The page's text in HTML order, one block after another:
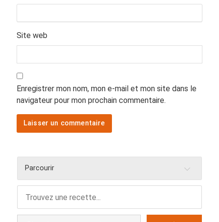
Site web
Enregistrer mon nom, mon e-mail et mon site dans le
navigateur pour mon prochain commentaire.
Parcourir